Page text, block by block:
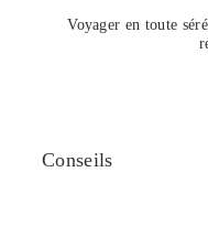
Voyager en toute
Conseils